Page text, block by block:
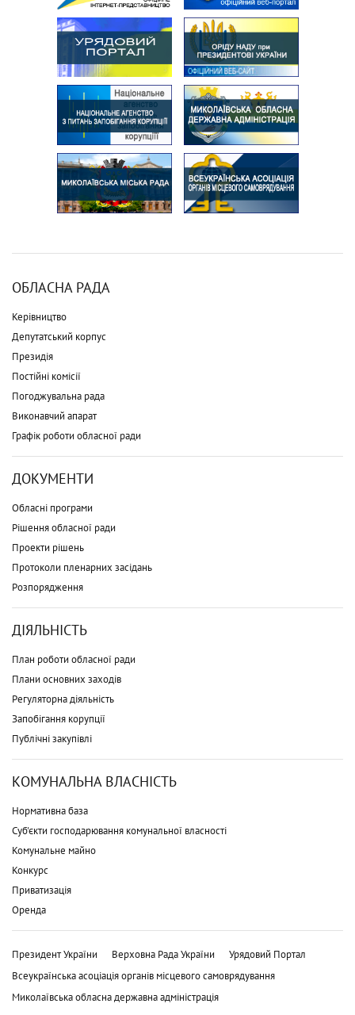
ОБЛАСНА РАДА
Керівництво
Депутатський корпус
Президія
Постійні комісії
Погоджувальна рада
Виконавчий апарат
Графік роботи обласної ради
ДОКУМЕНТИ
Обласні програми
Рішення обласної ради
Проекти рішень
Протоколи пленарних засідань
Розпорядження
ДІЯЛЬНІСТЬ
План роботи обласної ради
Плани основних заходів
Регуляторна діяльність
Запобігання корупції
Публічні закупівлі
КОМУНАЛЬНА ВЛАСНІСТЬ
Нормативна база
Суб'єкти господарювання комунальної власності
Комунальне майно
Конкурс
Приватизація
Оренда
Президент України Верховна Рада України
Урядовий Портал
Всеукраїнська асоціація органів місцевого самоврядування
Миколаївська обласна державна адміністрація